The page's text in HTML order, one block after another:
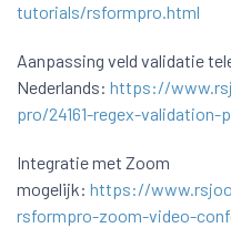
tutorials/rsformpro.html
Aanpassing veld validatie
Nederlands: https://
pro/24161-regex-validation-
Integratie met Zoom
mogelijk: https://
rsformpro-zoom-video-